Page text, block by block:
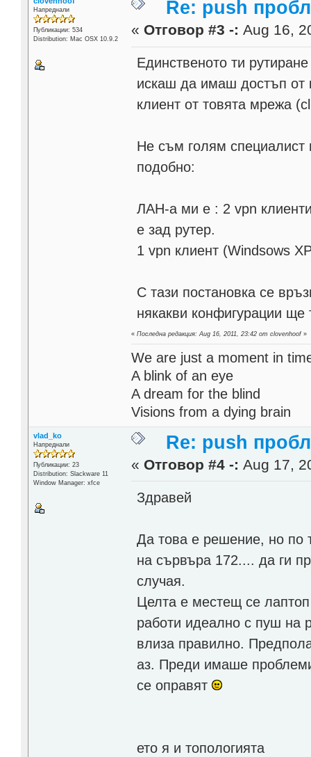
Напреднали
Публикации: 534
Distribution: Mac OSX 10.9.2
Re: push
« Отговор #3 -: Aug 16,
Единственото ти
искаш да имаш достъп от
клиент от товята мрежа
Не съм голям
подобно:
ЛАН-а ми е : 2 vpn
е зад рутер.
1 vpn клиент (Windsows
С тази постановка се
някакви конфигурации ще
«Последна редакция: Aug 16, 2011, 23:42 от clovenhoof»
We are just a moment in
A blink of an eye
A dream for the blind
Visions from a dying brain
vlad_ko
Напреднали
Публикации: 23
Distribution: Slackware 11
Window Manager: xfce
Re: push
« Отговор #4 -: Aug 17,
Здравей
Да това е решение, но по
на сървъра 172.... да ги
случая.
Целта е местещ се
работи идеално с пуш на
влиза правилно.
аз. Преди имаше
се оправят
ето я и топологията